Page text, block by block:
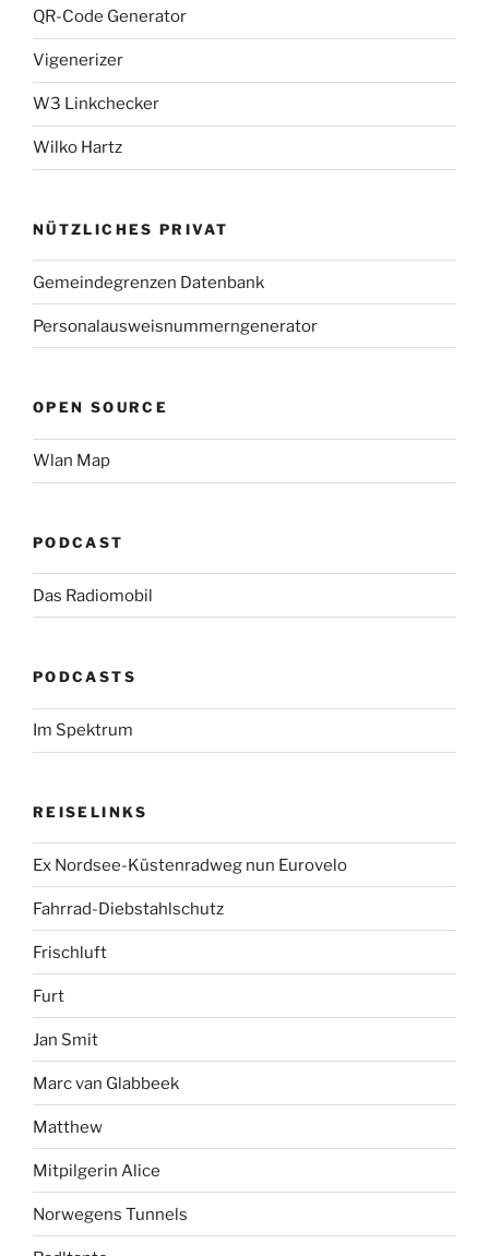
QR-Code Generator
Vigenerizer
W3 Linkchecker
Wilko Hartz
NÜTZLICHES PRIVAT
Gemeindegrenzen Datenbank
Personalausweisnummerngenerator
OPEN SOURCE
Wlan Map
PODCAST
Das Radiomobil
PODCASTS
Im Spektrum
REISELINKS
Ex Nordsee-Küstenradweg nun Eurovelo
Fahrrad-Diebstahlschutz
Frischluft
Furt
Jan Smit
Marc van Glabbeek
Matthew
Mitpilgerin Alice
Norwegens Tunnels